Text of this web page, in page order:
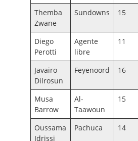
Themba
Zwane
Sundowns 15
Diego
Perotti
Agente
libre
11
Javairo
Dilrosun
Feyenoord 16
Musa
Barrow
Al-
Taawoun
15
Oussama
Idrissi
Pachuca 14